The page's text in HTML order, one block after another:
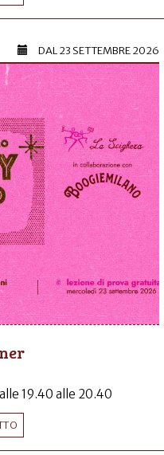
DAL23 SETTEMBRE 2026
19.40 alle 20.40